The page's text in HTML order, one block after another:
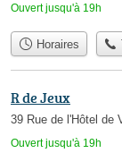
Ouvert jusqu'à 19h
Horaires
R de Jeux
39 Rue de l'Hôtel de
Ouvert jusqu'à 19h